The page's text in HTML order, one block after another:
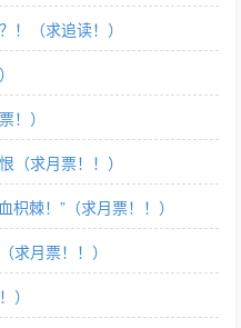
！（求追读！）
！）
（求月票！！）
枳棘！”（求月票！！）
求月票！！）
）